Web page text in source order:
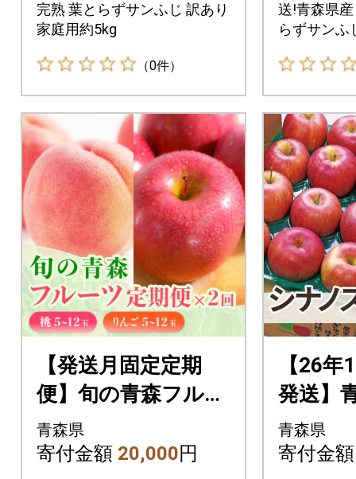
完熟 葉とらずサンふじ 訳あり
家庭用約5kg
（0件）
送!青森県
らずサンふ
【発送月固定定期
便】旬の青森フルー
ツ 桃・りんご 約1.8
kg(5～12玉) 2回便全
青森県
寄付金額 20,000円
【26
発送】
ご シナ
約5kg
青森県
寄付金